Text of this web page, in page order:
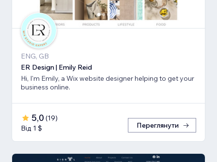
ENG, GB
ER Design | Emily Reid
Hi, I'm Emily, a Wix website designer helping to get your
business online.
5,0 (19)
Від 1 $
Переглянути